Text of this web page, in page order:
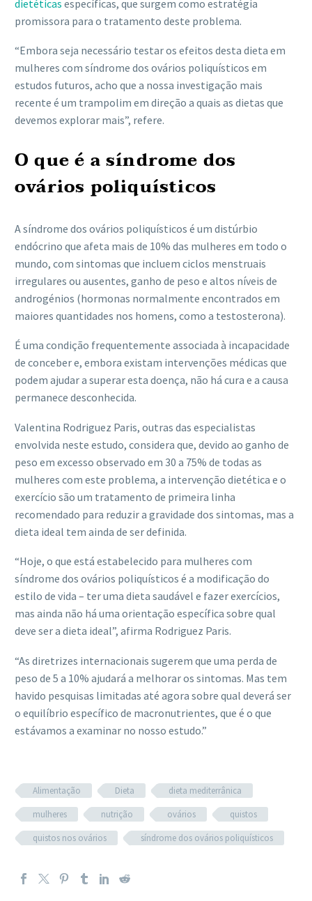
dietéticas específicas, que surgem como estratégia
promissora para o tratamento deste problema.
“Embora seja necessário testar os efeitos desta dieta em
mulheres com síndrome dos ovários poliquísticos em
estudos futuros, acho que a nossa investigação mais
recente é um trampolim em direção a quais as dietas que
devemos explorar mais”, refere.
O que é a síndrome dos
ovários poliquísticos
A síndrome dos ovários poliquísticos é um distúrbio
endócrino que afeta mais de 10% das mulheres em todo o
mundo, com sintomas que incluem ciclos menstruais
irregulares ou ausentes, ganho de peso e altos níveis de
androgénios (hormonas normalmente encontrados em
maiores quantidades nos homens, como a testosterona).
É uma condição frequentemente associada à incapacidade
de conceber e, embora existam intervenções médicas que
podem ajudar a superar esta doença, não há cura e a causa
permanece desconhecida.
Valentina Rodriguez Paris, outras das especialistas
envolvida neste estudo, considera que, devido ao ganho de
peso em excesso observado em 30 a 75% de todas as
mulheres com este problema, a intervenção dietética e o
exercício são um tratamento de primeira linha
recomendado para reduzir a gravidade dos sintomas, mas a
dieta ideal tem ainda de ser definida.
“Hoje, o que está estabelecido para mulheres com
síndrome dos ovários poliquísticos é a modificação do
estilo de vida – ter uma dieta saudável e fazer exercícios,
mas ainda não há uma orientação específica sobre qual
deve ser a dieta ideal”, afirma Rodriguez Paris.
“As diretrizes internacionais sugerem que uma perda de
peso de 5 a 10% ajudará a melhorar os sintomas. Mas tem
havido pesquisas limitadas até agora sobre qual deverá ser
o equilíbrio específico de macronutrientes, que é o que
estávamos a examinar no nosso estudo.”
Alimentação Dieta
dieta mediterrânica
mulheres
nutrição ovários
quistos
quistos nos ovários
síndrome dos ovários poliquísticos